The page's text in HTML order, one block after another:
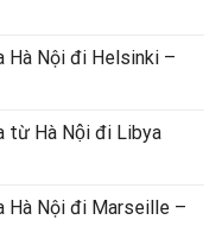
Hà Nội đi Helsinki –
từ Hà Nội đi Libya
Hà Nội đi Marseille –